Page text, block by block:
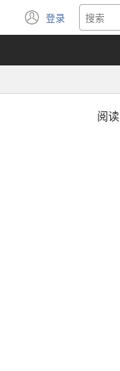
登录
（打
开
窗
阅读